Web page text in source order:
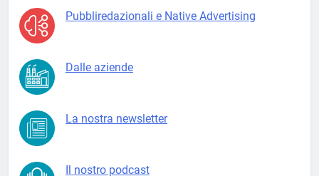
Pubbliredazionali e Native Advertising
Dalle aziende
La nostra newsletter
Il nostro podcast